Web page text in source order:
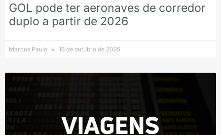
GOL pode ter aeronaves de corredor
duplo a partir de 2026
Marcos Paulo 16 de outubro de 2025